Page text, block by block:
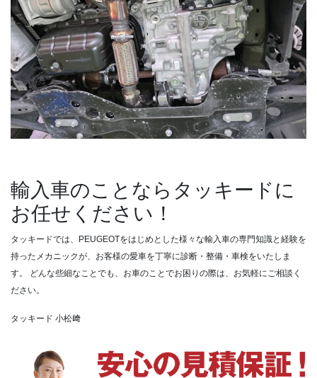
輸入車のことならタッキードに
お任せください！
タッキードでは、PEUGEOTをはじめとした様々な輸入車の専門知識と経験を
持ったメカニックが、お客様の愛車を丁寧に診断・整備・車検をいたしま
す。
どんな些細なことでも、お車のことでお困りの際は、お気軽にご相談く
ださい。
タッキード 小松﨑